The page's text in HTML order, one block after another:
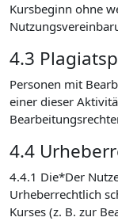
Kursbeginn ohne
4.3
Personen mit
einer dieser
4.4
4.4.1 Die*Der
Urheberrechtlich
Kurses (z. B. zur